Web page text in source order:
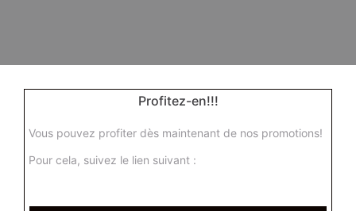
Profitez-en!!!
Vous pouvez profiter dès maintenant de nos promotions!
Pour cela, suivez le lien suivant :